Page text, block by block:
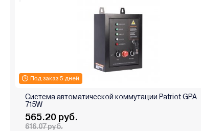
Под заказ 5 дней
Система автоматической коммутации Patriot GPA
715W
565.20 руб.
616.07 руб.